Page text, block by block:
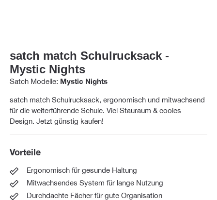
satch match Schulrucksack -
Mystic Nights
Satch Modelle: Mystic Nights
satch match Schulrucksack, ergonomisch und mitwachsend
für die weiterführende Schule. Viel Stauraum & cooles
Design. Jetzt günstig kaufen!
Vorteile
Ergonomisch für gesunde Haltung
Mitwachsendes System für lange Nutzung
Durchdachte Fächer für gute Organisation